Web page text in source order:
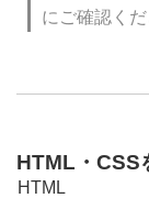
にご確認くだ
HTML・CSS
HTML